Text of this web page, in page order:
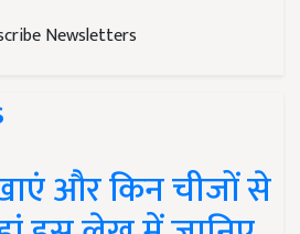
Newsletters
और किन चीजों से